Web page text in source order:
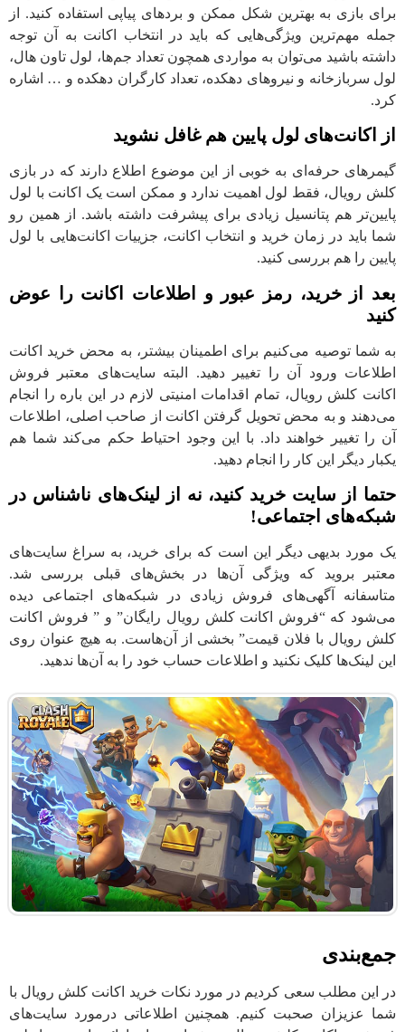
برای بازی به بهترین شکل ممکن و بردهای پیاپی استفاده کنید. از
جمله مهم‌ترین ویژگی‌هایی که باید در انتخاب اکانت به آن توجه
داشته باشید می‌توان به مواردی همچون تعداد جم‌ها، لول تاون هال،
لول سربازخانه و نیروهای دهکده، تعداد کارگران دهکده و … اشاره
کرد.
از اکانت‌های لول پایین هم غافل نشوید
گیمرهای حرفه‌ای به خوبی از این موضوع اطلاع دارند که در بازی
کلش رویال، فقط لول اهمیت ندارد و ممکن است یک اکانت با لول
پایین‌تر هم پتانسیل زیادی برای پیشرفت داشته باشد. از همین رو
شما باید در زمان خرید و انتخاب اکانت، جزییات اکانت‌هایی با لول
پایین را هم بررسی کنید.
بعد از خرید، رمز عبور و اطلاعات اکانت را عوض
کنید
به شما توصیه می‌کنیم برای اطمینان بیشتر، به محض خرید اکانت
اطلاعات ورود آن را تغییر دهید. البته سایت‌های معتبر فروش
اکانت کلش رویال، تمام اقدامات امنیتی لازم در این باره را انجام
می‌دهند و به محض تحویل گرفتن اکانت از صاحب اصلی، اطلاعات
آن را تغییر خواهند داد. با این وجود احتیاط حکم می‌کند شما هم
یکبار دیگر این کار را انجام دهید.
حتما از سایت خرید کنید، نه از لینک‌های ناشناس در
شبکه‌های اجتماعی!
یک مورد بدیهی دیگر این است که برای خرید، به سراغ سایت‌های
معتبر بروید که ویژگی آن‌ها در بخش‌های قبلی بررسی شد.
متاسفانه آگهی‌های فروش زیادی در شبکه‌های اجتماعی دیده
می‌شود که “فروش اکانت کلش رویال رایگان” و ” فروش اکانت
کلش رویال با فلان قیمت” بخشی از آن‌هاست. به هیچ عنوان روی
این لینک‌ها کلیک نکنید و اطلاعات حساب خود را به آن‌ها ندهید.
جمع‌بندی
در این مطلب سعی کردیم در مورد نکات خرید اکانت کلش رویال با
شما عزیزان صحبت کنیم. همچنین اطلاعاتی درمورد سایت‌های